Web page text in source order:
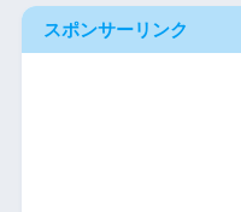
スポンサーリンク